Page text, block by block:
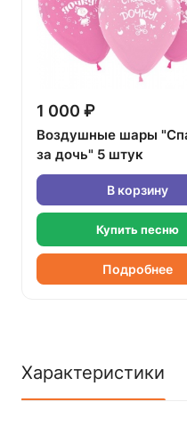
1 000 ₽
Воздушные шары
за дочь" 5 штук
В корзину
Купить песню
Подробнее
Характеристики